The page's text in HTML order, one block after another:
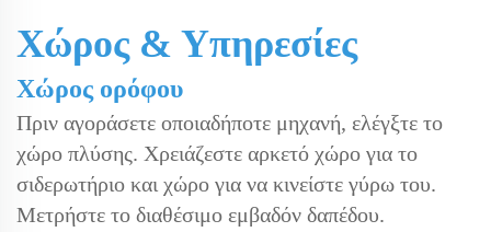
Χώρος & Υπηρεσίες
Χώρος ορόφου
Πριν αγοράσετε οποιαδήποτε μηχανή, ελέγξτε το
χώρο πλύσης. Χρειάζεστε αρκετό χώρο για το
σιδερωτήριο και χώρο για να κινείστε γύρω του.
Μετρήστε το διαθέσιμο εμβαδόν δαπέδου.